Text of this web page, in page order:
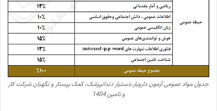
جدول مواد عمومی آزمون دارویار،دستیار دندانپزشک، کمک پرستار و نگهبان شرکت کار
و تامین 1404